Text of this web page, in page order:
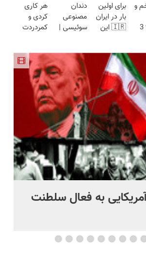
هوشمند ⚙️
(نصف
قیمت بازار
کن!😍
نصب آسان
و پرداخت
اقساطی 💳
و
داری؟؟ 3
برای اولین
بار در ایران
🇮🇷 این
23 روزه
ساخت!
دندان
مصنوعی
سوئیسی |
طبیعی!
ویزیت
رایگان+پرداخت
اقساطی😍
هر کاری
کردی و
کمردردت
پرسشنامه و
دریافت راه
حل
به فعال سلطنت